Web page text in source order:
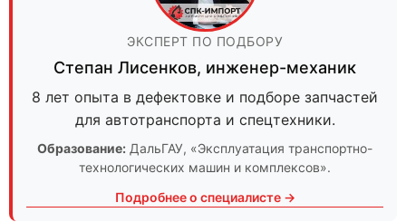
ЭКСПЕРТ ПО ПОДБОРУ
Степан Лисенков, инженер-механик
8 лет опыта в дефектовке и подборе запчастей
для автотранспорта и спецтехники.
Образование: ДальГАУ, «Эксплуатация транспортно-
технологических машин и комплексов».
Подробнее о специалисте →